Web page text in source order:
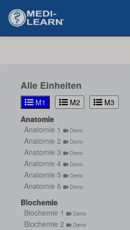
Alle Einheiten
M1 M2
M3
Anatomie
Anatomie 1
Demo
Anatomie 2 Demo
Anatomie 3 Demo
Anatomie 4 Demo
Anatomie 5 Demo
Anatomie 6 Demo
Biochemie
Biochemie 1
Demo
Biochemie 2 Demo